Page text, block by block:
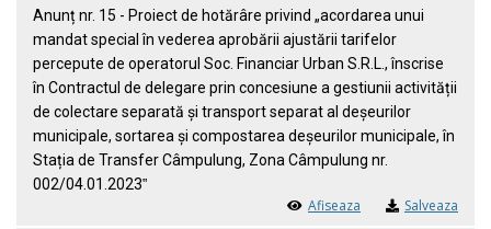
Anunț nr. 15 - Proiect de hotărâre privind „acordarea unui
mandat special în vederea aprobării ajustării tarifelor
percepute de operatorul Soc. Financiar Urban S.R.L., înscrise
în Contractul de delegare prin concesiune a gestiunii activității
de colectare separată și transport separat al deșeurilor
municipale, sortarea și compostarea deșeurilor municipale, în
Stația de Transfer Câmpulung, Zona Câmpulung nr.
002/04.01.2023‟
Afiseaza Salveaza